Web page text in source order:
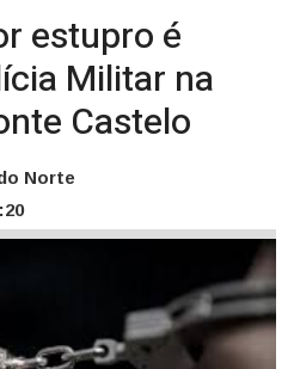
estupro é
Militar na
Castelo
Norte